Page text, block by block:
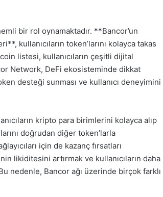
bir rol oynamaktadır. **Bancor’un
kullanıcıların token’larını kolayca takas
listesi, kullanıcıların çeşitli dijital
Network, DeFi ekosisteminde dikkat
desteği sunması ve kullanıcı deneyimini
kripto para birimlerini kolayca alıp
doğrudan diğer token’larla
için de kazanç fırsatları
likiditesini artırmak ve kullanıcıların daha
nedenle, Bancor ağı üzerinde birçok farklı